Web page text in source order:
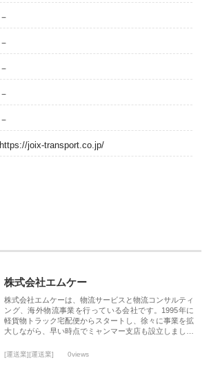
－
－
－
－
－
https://joix-transport.co.jp/
株式会社エムケー
株式会社エムケーは、物流サービスと物流コンサルティ
ング、海外物流事業を行っている会社です。1995年に
軽貨物トラック宅配便からスタートし、徐々に事業を拡
大しながら、早い時点でミャンマー支店も設立しまし…
[運送業][運送業] 0views